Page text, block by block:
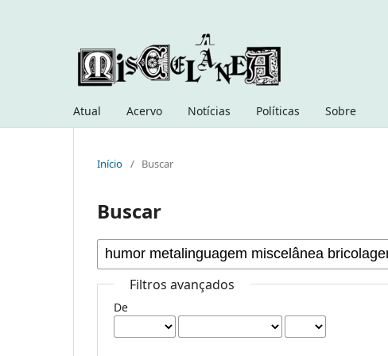
Atual Acervo Notícias Políticas Sobre
Início / Buscar
Buscar
Filtros avançados
De